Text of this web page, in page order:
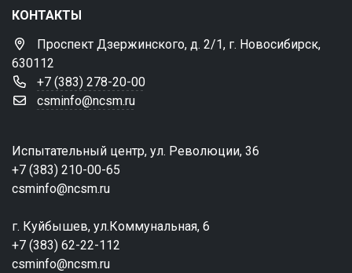
КОНТАКТЫ
Проспект Дзержинского, д. 2/1, г. Новосибирск,
630112
+7 (383) 278-20-00
csminfo@ncsm.ru
Испытательный центр, ул. Революции, 36
+7 (383) 210-00-65
csminfo@ncsm.ru
г. Куйбышев, ул.Коммунальная, 6
+7 (383) 62-22-112
csminfo@ncsm.ru